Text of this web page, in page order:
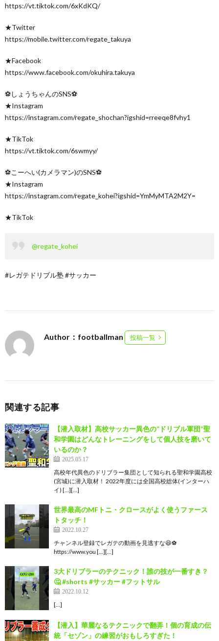
https://vt.tiktok.com/6xKdKQ/
★Twitter
https://mobile.twitter.com/regate_takuya
★Facebook
https://www.facebook.com/okuhira.takuya
⚽️しょうちゃんのSNS⚽️
★Instagram
https://instagram.com/regate_shochan?igshid=rreeqe8fvhy1
★TikTok
https://vt.tiktok.com/6swmyy/
⚽️こーへい(カメラマン)のSNS⚽️
★Instagram
https://instagram.com/regate_kohei?igshid=YmMyMTA2M2Y=
★TikTok
@regate_kohei
#レガテドリブル塾 #サッカー
Author：footballman 投稿一覧
関連する記事
【潜入取材】高校サッカー異色の”ドリブル軍団”聖
和学園はどんなトレーニングをして個人技を磨いて
いるのか？
2025.05.17
高校年代異色のドリブラー集団として知られる聖和学園高校
(宮城)に潜入取材！ 2022年度には全国高校総体(インターハ
イ) […][…]
世界最高のMFトニ・クロースがよく使うファース
トタッチ！
2022.10.27
チャンネル登録でレガテの動画を見逃すな😆⚽️
https://www.you […][…]
3大ドリブラーのテクニック！誰の技が一番すき？
🤔 #shorts #サッカー #フットサル
2022.10.12
[…]
【潜入】華麗なるテクニックで翻弄！個の育成の伝
統「セゾン」の練習がおもしろすぎた！